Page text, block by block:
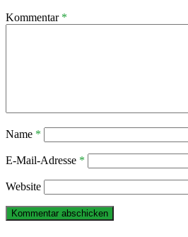
Kommentar *
Name *
E-Mail-Adresse *
Website